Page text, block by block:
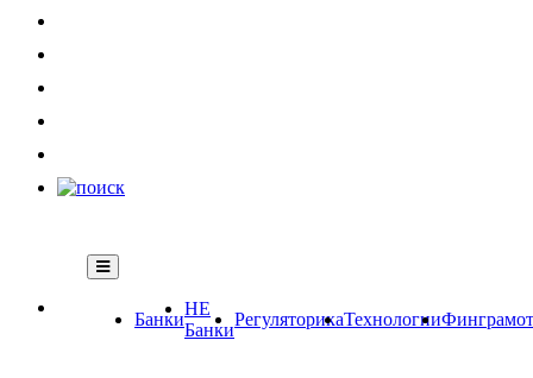
Банки
НЕ
Банки
РегуляторикаТехнологии